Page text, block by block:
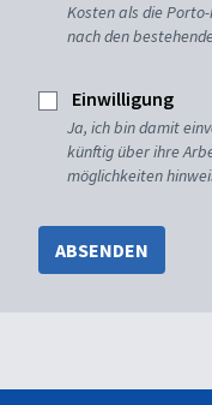
Kosten als die
nach den
Einwilligung
Ja, ich bin damit
künftig über ihre
möglichkeiten
ABSENDEN